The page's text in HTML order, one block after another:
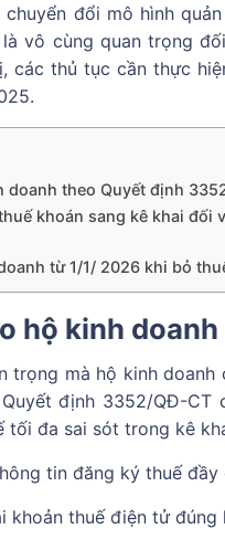
đổi mô hình
vô cùng quan trọng
các thủ tục cần thực
doanh theo Quyết định
khoán sang kê khai đối
từ 1/1/ 2026 khi bỏ
hộ kinh
trọng mà hộ kinh
định 3352/QĐ-CT
tối đa sai sót trong kê
tin đăng ký thuế đầy
khoản thuế điện tử đúng